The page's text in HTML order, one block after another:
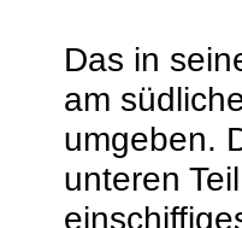
Das in
am
umgeben.
unteren